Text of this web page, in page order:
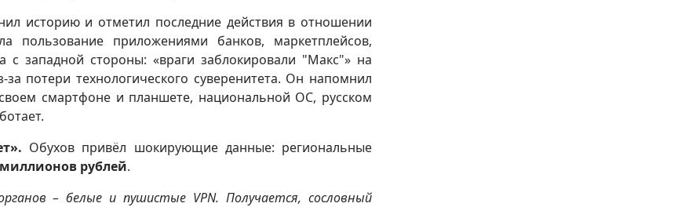
историю и отметил последние действия в отношении
пользование приложениями банков, маркетплейсов,
с западной стороны: «враги заблокировали "Макс"» на
потери технологического суверенитета. Он напомнил
смартфоне и планшете, национальной ОС, русском
Обухов привёл шокирующие данные: региональные
рублей.
– белые и пушистые VPN. Получается, сословный